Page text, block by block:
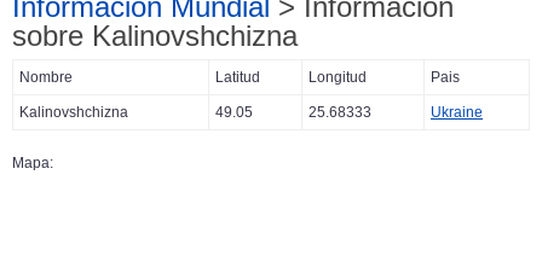
Información Mundial > Información
sobre Kalinovshchizna
Nombre Latitud Longitud Pais
Kalinovshchizna 49.05 25.68333 Ukraine
Mapa: